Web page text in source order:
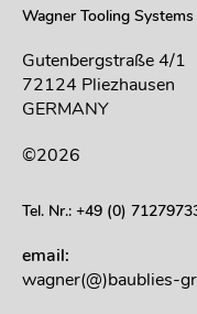
Wagner Tooling
Gutenbergstraße 4/1
72124 Pliezhausen
GERMANY
©2026
Tel. Nr.: +49 (0)
email:
wagner(@)baublies-